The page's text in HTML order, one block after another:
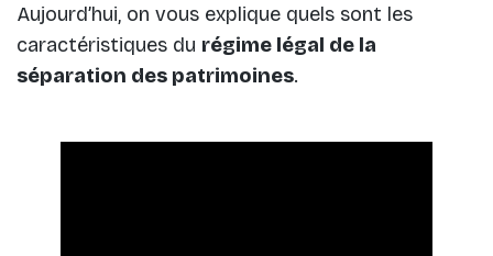
Aujourd’hui, on vous explique quels sont les
caractéristiques du régime légal de la
séparation des patrimoines.